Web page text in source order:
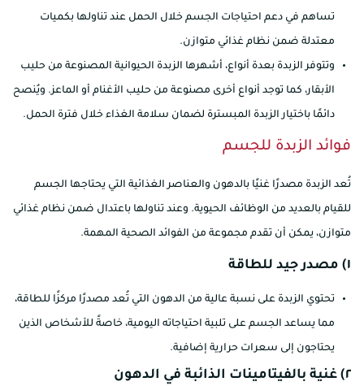
تساهم في دعم احتياجات الجسم خلال الحمل عند تناولها بكميات
معتدلة ضمن نظام غذائي متوازن.
وتتوفر الزبدة بعدة أنواع، أشهرها الزبدة الحيوانية المصنوعة من حليب
الأبقار، كما توجد أنواع أخرى مصنوعة من حليب الأغنام أو الماعز. ويُنصح
دائمًا باختيار الزبدة المبسترة لضمان سلامة الغذاء خلال فترة الحمل.
فوائد الزبدة للجسم
تُعد الزبدة مصدرًا غنيًا بالدهون والعناصر الغذائية التي يحتاجها الجسم
للقيام بالعديد من الوظائف الحيوية. وعند تناولها باعتدال ضمن نظام غذائي
متوازن، يمكن أن تقدم مجموعة من الفوائد الصحية المهمة.
تحتوي الزبدة على نسبة عالية من الدهون التي تُعد مصدرًا مركزًا للطاقة،
مما يساعد الجسم على تلبية احتياجاته اليومية، خاصةً للأشخاص الذين
يحتاجون إلى سعرات حرارية إضافية.